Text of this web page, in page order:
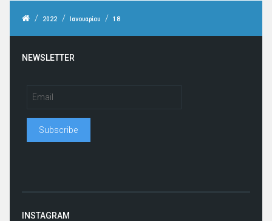
/ 2022 / Ιανουαρίου / 18
NEWSLETTER
INSTAGRAM